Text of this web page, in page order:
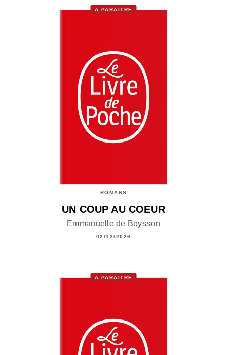
À PARAÎTRE
ROMANS
UN COUP AU COEUR
Emmanuelle de Boysson
02/12/2026
À PARAÎTRE